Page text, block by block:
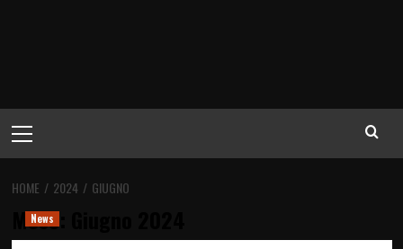
principale
HOME 2024 GIUGNO
Mese:
News